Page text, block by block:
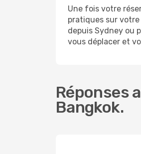
Une fois votre
pratiques sur votre
depuis Sydney ou
vous déplacer et
Réponses
Bangkok.